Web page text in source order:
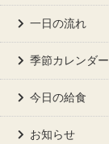
一日の流れ
季節カレンダー
今日の給食
お知らせ